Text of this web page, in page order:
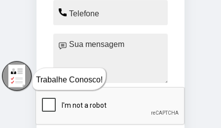
Trabalhe Conosco!